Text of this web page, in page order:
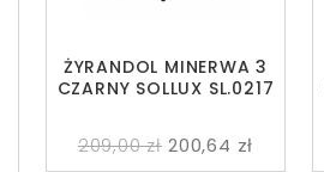
ŻYRANDOL MINERWA 3
CZARNY SOLLUX SL.0217
209,00 zł 200,64 zł